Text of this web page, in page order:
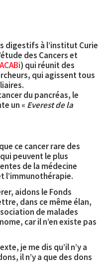
digestifs à l’institut Curie
des Cancers et
ACABi) qui réunit des
qui agissent tous
du pancréas, le
un « Everest de la
ce cancer rare des
peuvent le plus
de la médecine
l’immunothérapie.
aidons le Fonds
dans ce même élan,
de malades
car il n’en existe pas
je me dis qu’il n’y a
il n’y a que des dons